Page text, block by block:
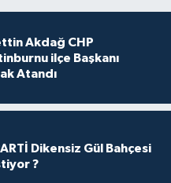
Akdağ CHP
ilçe Başkanı
Atandı
Dikensiz Gül Bahçesi
?